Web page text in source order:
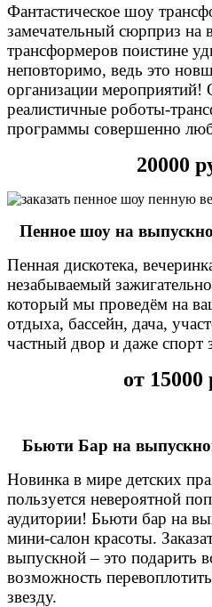
Фантастическое шоу
замечательный сюрприз
трансформеров поистине
неповторимо, ведь это
организации
реалистичные роботы-
программы совершенно
20000
Пенное шоу на
Пенная дискотека,
незабываемый
который мы проведём на
отдыха, бассейн, дача,
частный двор и даже спорт
от 15000
Бьюти Бар на
Новинка в мире детских
пользуется невероятной
аудитории! Бьюти бар на
мини-салон красоты.
выпускной – это подарить
возможность
звезду.